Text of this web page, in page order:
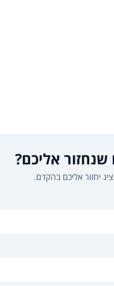
שנחזור אליכם?
יחזור אליכם בהקדם.